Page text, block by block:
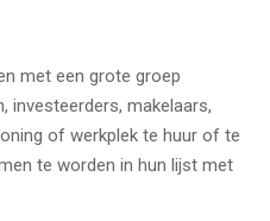
met een grote groep
investeerders, makelaars,
of werkplek te huur of te
te worden in hun lijst met